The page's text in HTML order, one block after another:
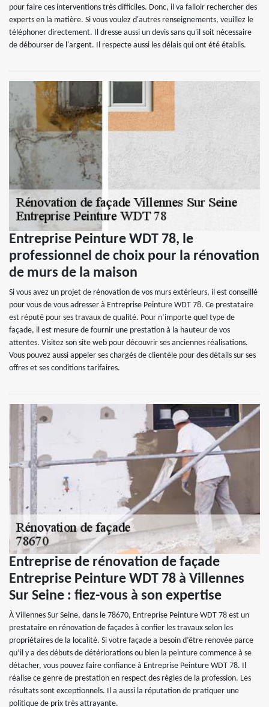
pour faire ces interventions très difficiles. Donc, il va falloir rechercher des
experts en la matière. Si vous voulez d'autres renseignements, veuillez le
téléphoner directement. Il dresse aussi un devis sans qu'il soit nécessaire
de débourser de l'argent. Il respecte aussi les délais qui ont été établis.
Entreprise Peinture WDT 78, le
professionnel de choix pour la rénovation
de murs de la maison
Si vous avez un projet de rénovation de vos murs extérieurs, il est conseillé
pour vous de vous adresser à Entreprise Peinture WDT 78. Ce prestataire
est réputé pour ses travaux de qualité. Pour n’importe quel type de
façade, il est mesure de fournir une prestation à la hauteur de vos
attentes. Visitez son site web pour découvrir ses anciennes réalisations.
Vous pouvez aussi appeler ses chargés de clientèle pour des détails sur ses
offres et ses conditions tarifaires.
Entreprise de rénovation de façade
Entreprise Peinture WDT 78 à Villennes
Sur Seine : fiez-vous à son expertise
À Villennes Sur Seine, dans le 78670, Entreprise Peinture WDT 78 est un
prestataire en rénovation de façades à confier les travaux selon les
propriétaires de la localité. Si votre façade a besoin d’être renovée parce
qu’il y a des débuts de détériorations ou bien la peinture commence à se
détacher, vous pouvez faire confiance à Entreprise Peinture WDT 78. Il
réalise ce genre de prestation en respect des règles de la profession. Les
résultats sont exceptionnels. Il a aussi la réputation de pratiquer une
politique de prix très attrayante.